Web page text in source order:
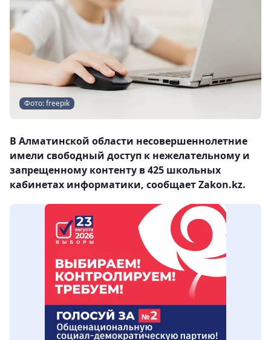
Фото: freepik
В Алматинской области несовершеннолетние
имели свободный доступ к нежелательному и
запрещенному контенту в 425 школьных
кабинетах информатики, сообщает Zakon.kz.